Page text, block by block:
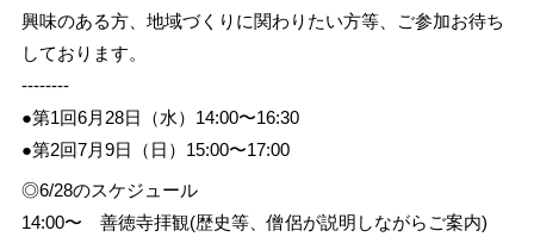
興味のある方、地域づくりに関わりたい方等、ご参加お待ち
しております。
--------
●第1回6月28日（水）14:00〜16:30
●第2回7月9日（日）15:00〜17:00
◎6/28のスケジュール
14:00〜 善徳寺拝観(歴史等、僧侶が説明しながらご案内)